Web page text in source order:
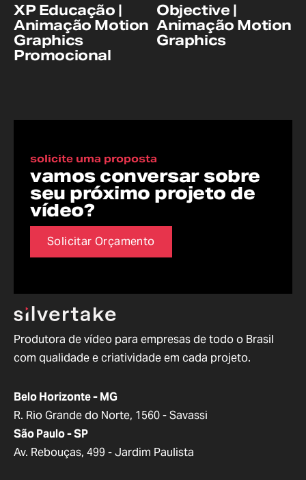
XP Educação |
Animação Motion
Graphics
Promocional
Objective |
Animação Motion
Graphics
solicite uma proposta
vamos conversar sobre
seu próximo projeto de
vídeo?
Solicitar Orçamento
Produtora de vídeo para empresas de todo o Brasil
com qualidade e criatividade em cada projeto.
Belo Horizonte - MG
R. Rio Grande do Norte, 1560 - Savassi
São Paulo - SP
Av. Rebouças, 499 - Jardim Paulista